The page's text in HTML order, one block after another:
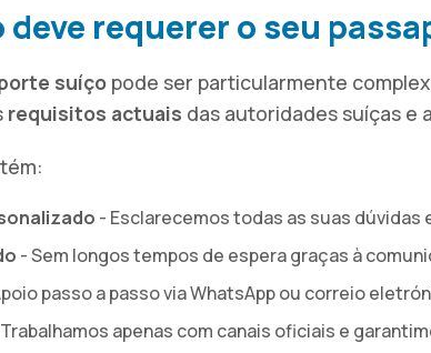
deve requerer o seu
suíço pode ser particularmente
requisitos actuais das autoridades suíças e
- Esclarecemos todas as suas
- Sem longos tempos de espera graças à
passo a passo via WhatsApp ou correio
apenas com canais oficiais e